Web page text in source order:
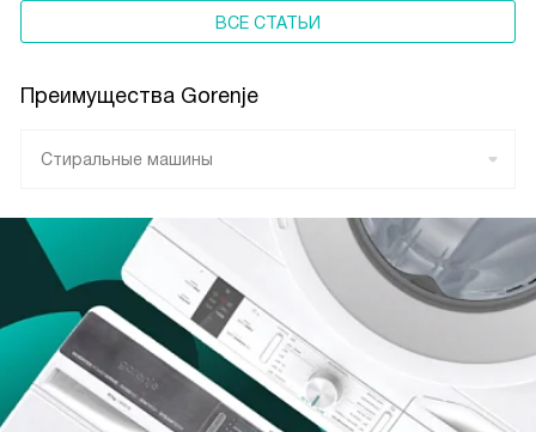
ВСЕ СТАТЬИ
Преимущества Gorenje
Стиральные машины
Холодильники
Морозильные камеры
Отдельностоящие микроволновые печи
Отдельностоящие посудомоечные машины